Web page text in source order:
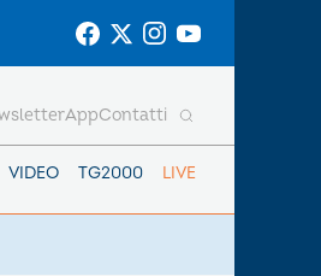
VIDEO TG2000 LIVE
AppContatti